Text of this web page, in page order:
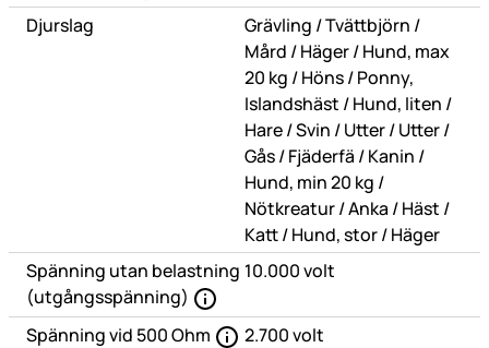
Djurslag Grävling /eller
Tvättbjörn /eller
Mård /eller
Häger/eller
Hund, max
20 kg /eller
Höns/eller
Ponny,
Islandshäst /eller
Hund, liten /eller
Hare/eller
Svin /eller
Utter/eller
Utter/eller
Gås/eller
Fjäderfä /eller
Kanin /eller
Hund, min 20 kg /eller
Nötkreatur/eller
Anka /eller
Häst /eller
Katt/eller
Hund, stor/eller
Häger
Spänning utan belastning
(utgångsspänning)
10.000 volt
Spänning vid 500 Ohm
2.700 volt